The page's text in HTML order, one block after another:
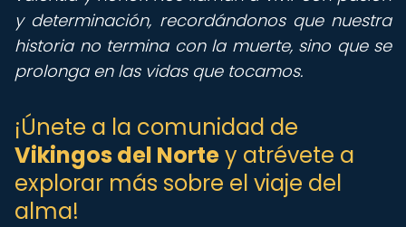
y determinación, recordándonos que nuestra
historia no termina con la muerte, sino que se
prolonga en las vidas que tocamos.
¡Únete a la comunidad de
Vikingos del Nortey atrévete a
explorar más sobre el viaje del
alma!